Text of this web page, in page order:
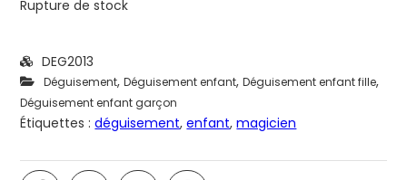
Rupture de stock
DEG2013
Déguisement,Déguisement enfant,Déguisement enfant fille,
Déguisement enfant garçon
Étiquettes :déguisement,enfant,magicien